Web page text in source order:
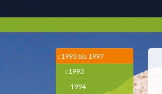
1993 bis 1997
1993
1994